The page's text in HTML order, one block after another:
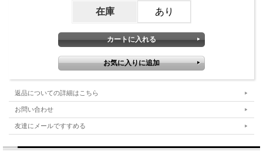
在庫 あり
返品についての詳細はこちら
お問い合わせ
友達にメールですすめる